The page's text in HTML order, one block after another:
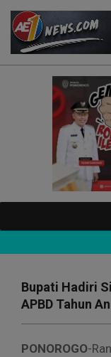
Skip
content
Navigation
Bupati Hadiri
APBD Tahun
PONOROGO-